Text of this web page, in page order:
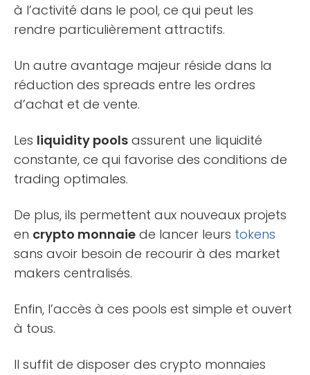
à l’activité dans le pool, ce qui peut les
rendre particulièrement attractifs.
Un autre avantage majeur réside dans la
réduction des spreads entre les ordres
d’achat et de vente.
Les liquidity pools assurent une liquidité
constante, ce qui favorise des conditions de
trading optimales.
De plus, ils permettent aux nouveaux projets
en crypto monnaie de lancer leurs tokens
sans avoir besoin de recourir à des market
makers centralisés.
Enfin, l’accès à ces pools est simple et ouvert
à tous.
Il suffit de disposer des crypto monnaies